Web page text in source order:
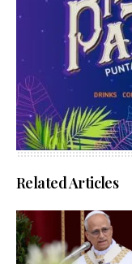
Related Articles